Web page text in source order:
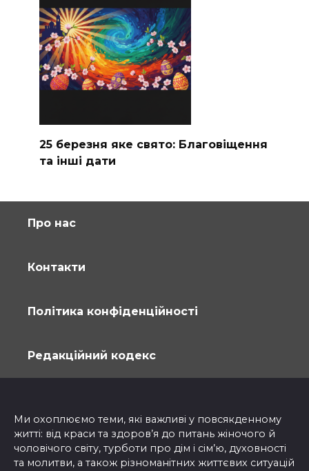
25 березня яке свято: Благовіщення
та інші дати
Про нас
Контакти
Політика конфіденційності
Редакційний кодекс
Ми охоплюємо теми, які важливі у повсякденному
житті: від краси та здоров’я до питань жіночого й
чоловічого світу, турботи про дім і сім’ю, духовності
та молитви, а також різноманітних життєвих ситуацій